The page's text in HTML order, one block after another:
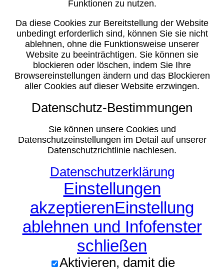
Funktionen zu nutzen.
Da diese Cookies zur Bereitstellung der Website
unbedingt erforderlich sind, können Sie sie nicht
ablehnen, ohne die Funktionsweise unserer
Website zu beeinträchtigen. Sie können sie
blockieren oder löschen, indem Sie Ihre
Browsereinstellungen ändern und das Blockieren
aller Cookies auf dieser Website erzwingen.
Datenschutz-Bestimmungen
Sie können unsere Cookies und
Datenschutzeinstellungen im Detail auf unserer
Datenschutzrichtlinie nachlesen.
Datenschutzerklärung
Einstellungen
akzeptierenEinstellung
ablehnen und Infofenster
schließen
Aktivieren, damit die